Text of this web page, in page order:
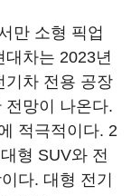
만 소형 픽업
차는 2023년
기차 전용 공장
전망이 나온다.
적극적이다. 2
형 SUV와 전
다. 대형 전기